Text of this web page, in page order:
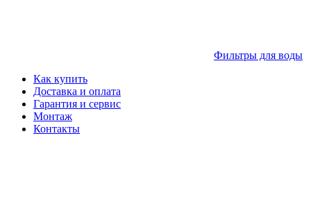
Фильтры для воды
Как купить
Доставка и оплата
Гарантия и сервис
Монтаж
Контакты